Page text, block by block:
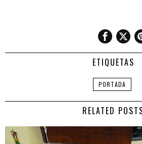
ETIQUETAS
PORTADA
RELATED